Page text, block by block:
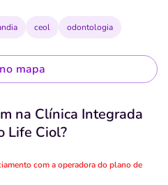
ceol odontologia
mapa
na Clínica Integrada
Life Ciol?
com a operadora do plano de